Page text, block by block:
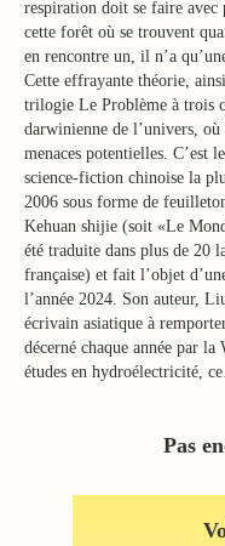
respiration doit se faire avec
cette forêt où se trouvent
en rencontre un, il n’a
Cette effrayante théorie,
trilogie Le Problème à trois
darwinienne de l’univers,
menaces potentielles. C’est
science-fiction chinoise la
2006 sous forme de
Kehuan shijie (soit «Le
été traduite dans plus de 20
française) et fait l’objet
l’année 2024. Son auteur,
écrivain asiatique à
décerné chaque année par
études en hydroélectricité,
Pas